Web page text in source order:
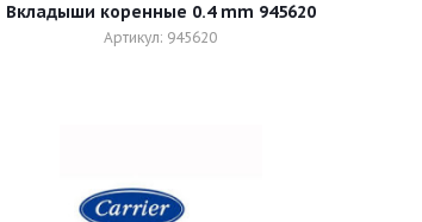
Вкладыши коренные 0.4 mm 945620
Артикул: 945620